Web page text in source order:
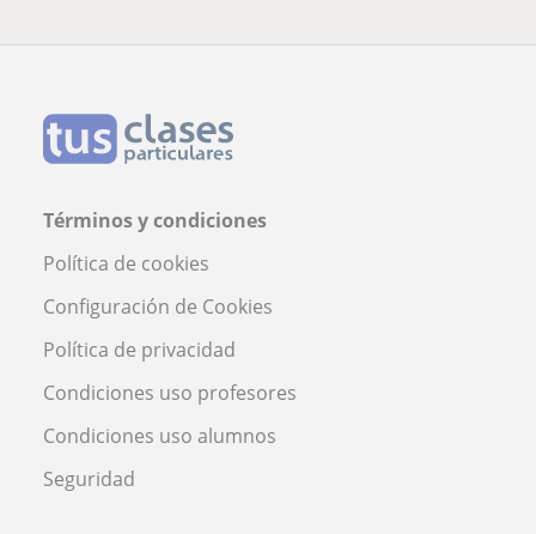
Términos y condiciones
Política de cookies
Configuración de Cookies
Política de privacidad
Condiciones uso profesores
Condiciones uso alumnos
Seguridad